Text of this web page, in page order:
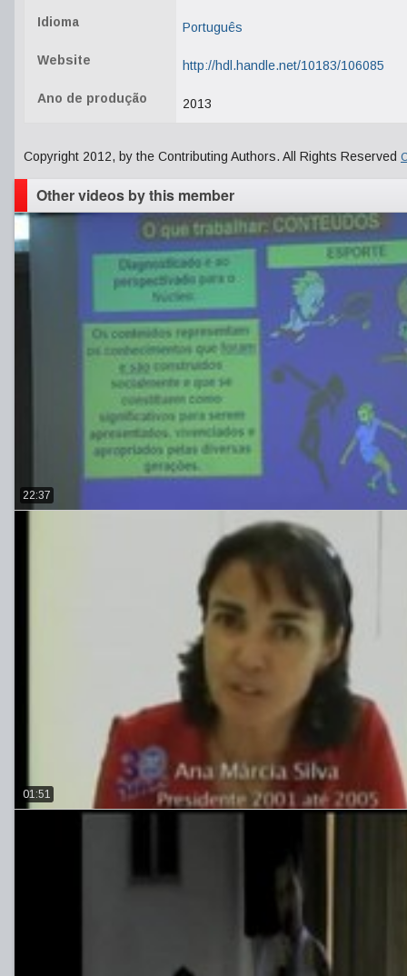
Idioma Português
Website http://hdl.handle.net/10183/106085
Ano de produção 2013
Copyright 2012, by the Contributing Authors. All Rights Reserved
Other videos by this member
22:37
01:51